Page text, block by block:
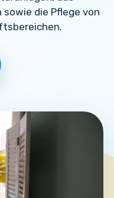
die Pflege von